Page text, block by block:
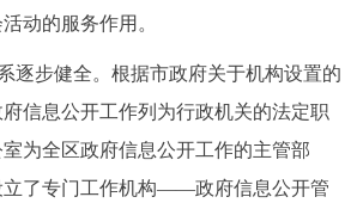
한국어
العربية PORTUGUÊS
动的服务作用。
步健全。根据市政府关于机构设置的
信息公开工作列为行政机关的法定职
为全区政府信息公开工作的主管部
立了专门工作机构——政府信息公开管